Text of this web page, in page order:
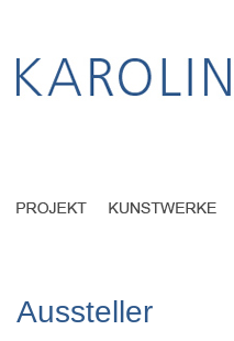
Aussteller